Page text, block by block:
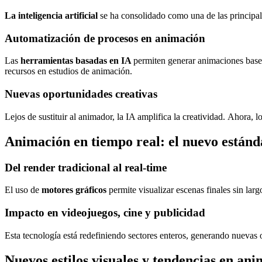
La inteligencia artificial se ha consolidado como una de las
Automatización de procesos en animación
Las herramientas basadas en IApermiten generar animaciones
recursos en estudios de animación.
Nuevas oportunidades creativas
Lejos de sustituir al animador, la IA amplifica la creatividad. Ahora,
Animación en tiempo real: el nuevo
Del render tradicional al real-time
El uso de motores gráficos permite visualizar escenas finales sin
Impacto en videojuegos, cine y publicidad
Esta tecnología está redefiniendo sectores enteros, generando